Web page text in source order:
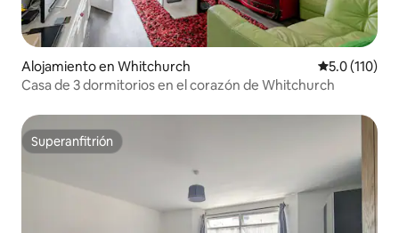
Alojamiento en Whitchurch Calificación
5.0 (110)
Casa de 3 dormitorios en el corazón de Whitchurch
Superanfitrión
Superanfitrión